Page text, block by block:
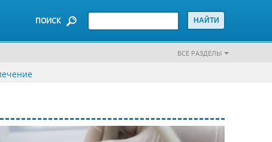
ПОИСК
ВСЕ РАЗДЕЛЫ